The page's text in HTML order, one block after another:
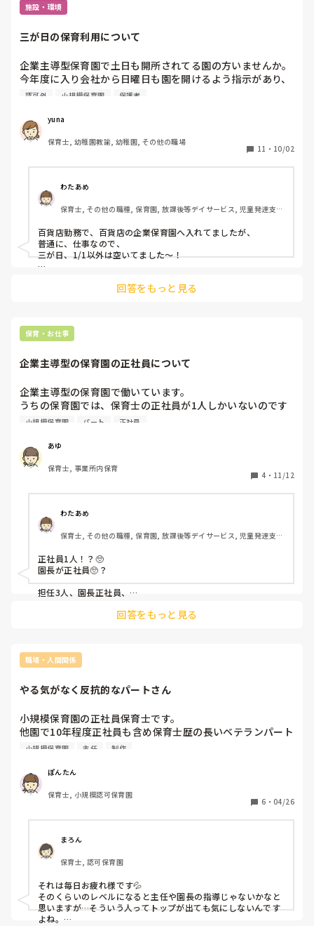
施設・環境
三が日の保育利用について
企業主導型保育園で土日も開所されてる園の方いませんか。
今年度に入り会社から日曜日も園を開けるよう指示があり、
三が日も開けるよう言われているのですが三が日に預けるご
ないと思うのですが大きい園だと利用する方がいるのでしょ
うか。
認可外 小規模保育園 保護者
yuna
保育士, 幼稚園教諭, 幼稚園, その他の職場
11 ・ 10/02
わたあめ
保育士, その他の職種, 保育園, 放課後等デイサービス, 児童発達支援
百貨店勤務で、百貨店の企業保育園へ入れてましたが、
普通に、仕事なので、
三が日、1/1以外は空いてました〜！
回答をもっと見る
保育・お仕事
企業主導型の保育園の正社員について
企業主導型の保育園で働いています。
うちの保育園では、保育士の正社員が1人しかいないのです
が、、、
か？
短時間パートばかりなので、情報の共有が難しいです。。
もし、パートばかりの場合はどのように、情報共有をしてい
宜しくお願いいたします！
小規模保育園 パート 正社員
あゆ
保育士, 事業所内保育
4 ・ 11/12
わたあめ
保育士, その他の職種, 保育園, 放課後等デイサービス, 児童発達支援
正社員1人！？🥺
園長が正社員🥺？
担任3人、園長正社員、
6人くらいいたかな？
0.1.2までの企業園で、
担任+補助でパートの人2〜3
情報共有？特にできてなかったです。
職員間連絡ノートもないし‥
そのくせ、ライングループに入れとか
嫌でしたね。
たまにしか出勤しないパートだったので🥺！
辞めました〜！
回答をもっと見る
職場・人間関係
やる気がなく反抗的なパートさん
小規模保育園の正社員保育士です。
他園で10年程度正社員も含め保育士歴の長いベテランパート
さんがいます。うちの園では勤めてまだ1年経っていませ
その方について、困っているので相談したいです。
というのも、私語が多く、おむつ替えや食器洗いなどを頼む
と嫌な顔をします。玩具拭きや製作準備の手伝いなど座って
やる楽な仕事ばかりを選んでやっているように見えます。主
任もそれには気づいていて、私に、その方にはハッキリ指示
を出して、嫌な顔をされても仕方ないと仰っています。私も
そうするしかないと思い、そうしているのですが、より反抗
的になって勝手に指示のない動きをしたり、若い経験の浅い
保育士さんと話し込んだりするようになりました。正直、私
もその方のことがストレスです。
皆さんの園でもそういう方はいらっしゃいますか？またどう
言う対処法をされてますでしょうか？
小規模保育園 主任 制作
ぽんたん
保育士, 小規模認可保育園
6 ・ 04/26
まろん
保育士, 認可保育園
それは毎日お疲れ様です💦
そのくらいのレベルになると主任や園長の指導じゃないかなと
思いますが…そういう人ってトップが出ても気にしないんです
よね。